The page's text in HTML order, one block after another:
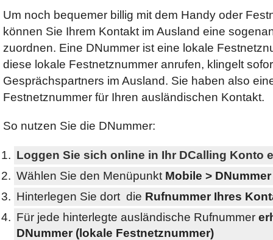
Um noch bequemer billig mit dem Handy oder
können Sie Ihrem Kontakt im Ausland eine
zuordnen. Eine DNummer ist eine lokale
diese lokale Festnetznummer anrufen, klingelt
Gesprächspartners im Ausland. Sie haben also
Festnetznummer für Ihren ausländischen Kontakt.
So nutzen Sie die DNummer:
Loggen Sie sich online in Ihr DCalling Konto
Wählen Sie den Menüpunkt Mobile > DNummer
Hinterlegen Sie dort die Rufnummer Ihres
Für jede hinterlegte ausländische Rufnummer
DNummer (lokale Festnetznummer)